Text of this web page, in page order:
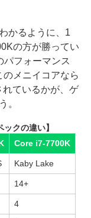
かるように、1
の方が勝ってい
パフォーマンス
メニイコアなら
ているかが、ゲ
。
クの違い】
Core i7-7700K
Kaby Lake
14+
4